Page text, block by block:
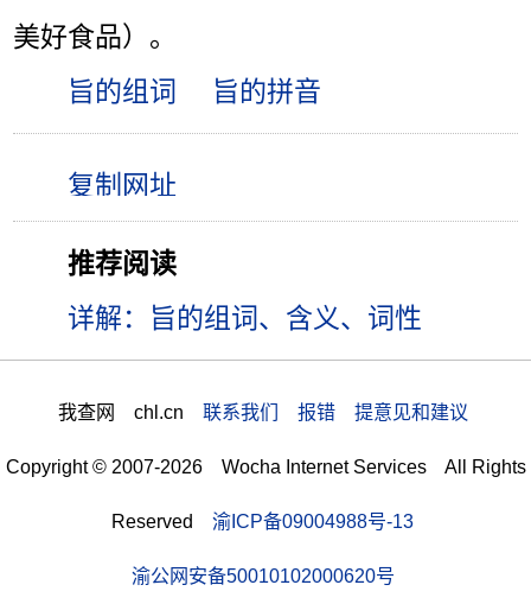
美好食品）。
旨的组词
旨的拼音
推荐阅读
详解：旨的组词、含义、词性
我查网 chl.cn 联系我们 报错 提意见和建议
Copyright © 2007-2026 Wocha Internet Services All Rights
Reserved 渝ICP备09004988号-13
渝公网安备50010102000620号